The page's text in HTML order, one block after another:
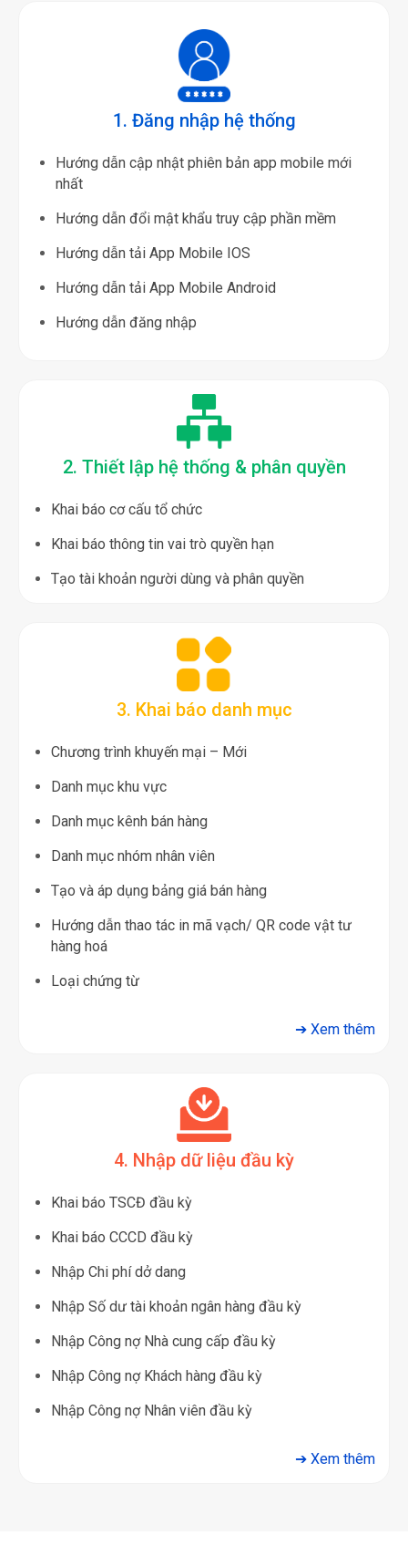
1. Đăng nhập hệ thống
Hướng dẫn cập nhật phiên bản app mobile mới
nhất
Hướng dẫn đổi mật khẩu truy cập phần mềm
Hướng dẫn tải App Mobile IOS
Hướng dẫn tải App Mobile Android
Hướng dẫn đăng nhập
2. Thiết lập hệ thống & phân quyền
Khai báo cơ cấu tổ chức
Khai báo thông tin vai trò quyền hạn
Tạo tài khoản người dùng và phân quyền
3. Khai báo danh mục
Chương trình khuyến mại – Mới
Danh mục khu vực
Danh mục kênh bán hàng
Danh mục nhóm nhân viên
Tạo và áp dụng bảng giá bán hàng
Hướng dẫn thao tác in mã vạch/ QR code vật tư
hàng hoá
Loại chứng từ
➔ Xem thêm
4. Nhập dữ liệu đầu kỳ
Khai báo TSCĐ đầu kỳ
Khai báo CCCD đầu kỳ
Nhập Chi phí dở dang
Nhập Số dư tài khoản ngân hàng đầu kỳ
Nhập Công nợ Nhà cung cấp đầu kỳ
Nhập Công nợ Khách hàng đầu kỳ
Nhập Công nợ Nhân viên đầu kỳ
➔ Xem thêm